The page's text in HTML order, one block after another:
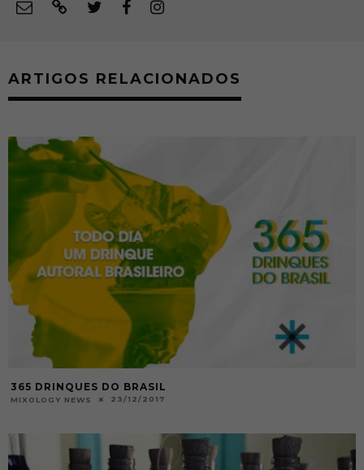
ARTIGOS RELACIONADOS
365 DRINQUES DO BRASIL
MIXOLOGY NEWS 23/12/2017